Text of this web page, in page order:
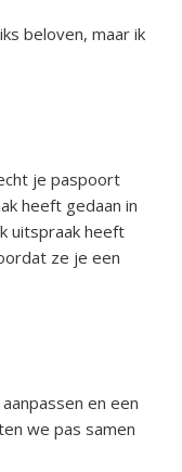
beloven, maar ik
je paspoort
heeft gedaan in
uitspraak heeft
ze je een
en een
we pas samen